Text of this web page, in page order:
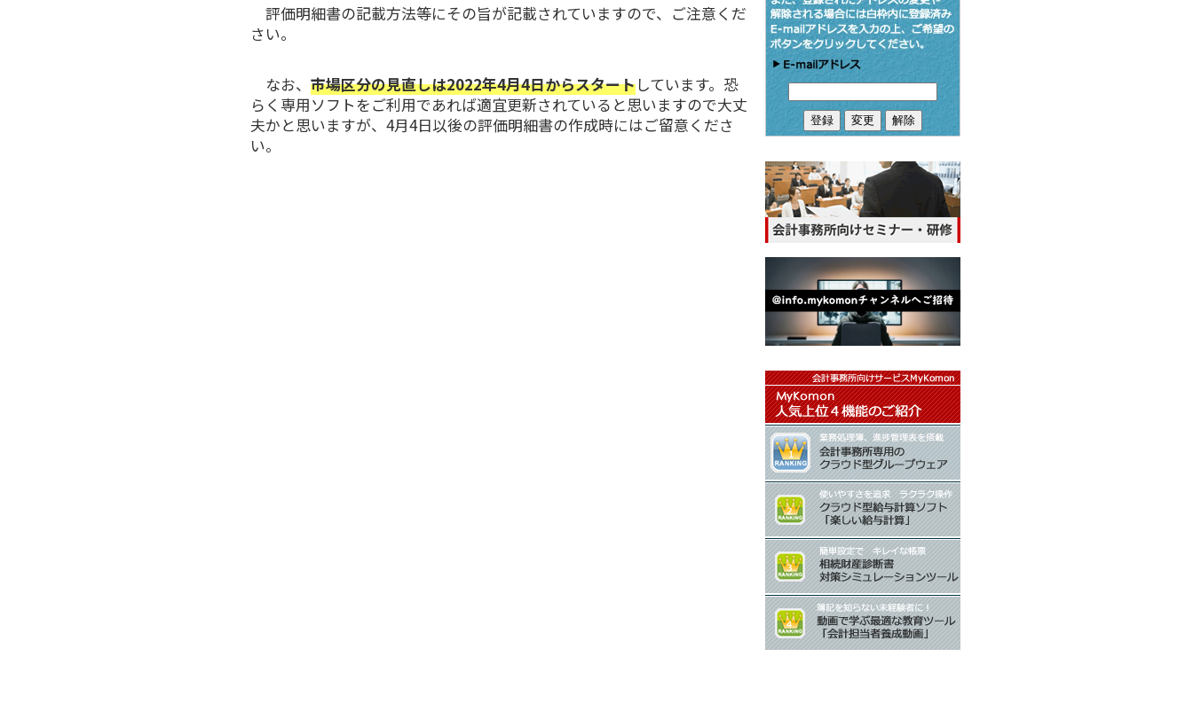
評価明細書の記載方法等にその旨が記載されていますので、ご注意くだ
さい。
なお、 市場区分の見直しは2022年4月4日からスタートしています。恐
らく専用ソフトをご利用であれば適宜更新されていると思いますので大丈
夫かと思いますが、4月4日以後の評価明細書の作成時にはご留意くださ
い。